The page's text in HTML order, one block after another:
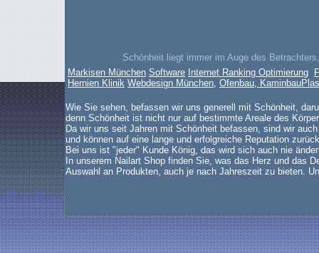
Schönheit liegt immer im Auge des
Markisen München Software Internet Ranking Optimierung
Hernien Klinik Webdesign München, Ofenbau, Kaminbau
Wie Sie sehen, befassen wir uns generell mit Schönheit,
denn Schönheit ist nicht nur auf bestimmte Areale des
Da wir uns seit Jahren mit Schönheit befassen, sind wir
und können auf eine lange und erfolgreiche Reputation
Bei uns ist "jeder" Kunde König, das wird sich auch nie
In unserem Nailart Shop finden Sie, was das Herz und das
Auswahl an Produkten, auch je nach Jahreszeit zu bieten.